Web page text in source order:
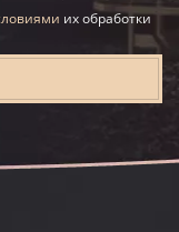
их обработки